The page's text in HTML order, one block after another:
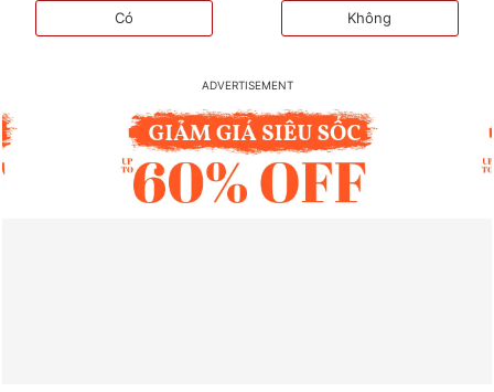
Có Không